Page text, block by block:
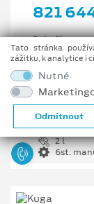
821
Pobočka
Opava
1 226 335 Kč
Cenové
404 691 Kč
2 l
6st.
Tato stránka
zážitku, k analytice i
Nutné
Odmítnout